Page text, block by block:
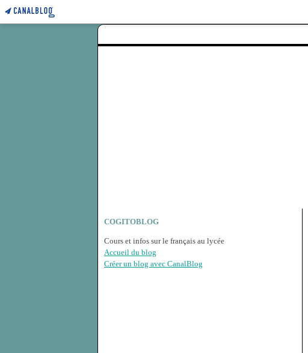
COGITOBLOG
Cours et infos sur le français au lycée
Accueil du blog
Créer un blog avec CanalBlog